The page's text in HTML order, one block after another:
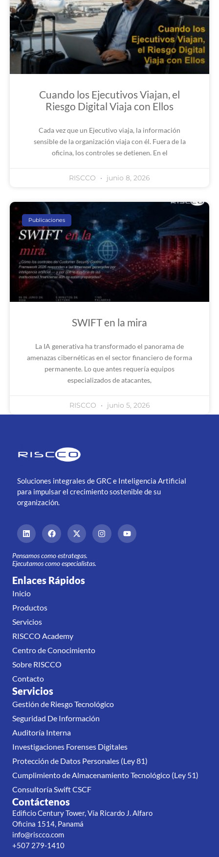
Cuando los Ejecutivos Viajan, el
Riesgo Digital Viaja con Ellos
Cada vez que un Ejecutivo viaja, la información
sensible de la organización viaja con él. Fuera de la
oficina, los controles se detienen. En el
RISCCO junio 8, 2026
Publicaciones
SWIFT en la mira
La IA generativa ha transformado el panorama de
amenazas cibernéticas en el sector financiero de forma
permanente. Lo que antes requería equipos
especializados de atacantes,
RISCCO junio 5, 2026
Soluciones integrales de GRC e Inteligencia Artificial
para impulsar el crecimiento sostenible de su
organización.
Pensamos como estrategas.
Ejecutamos como especialistas.
Enlaces Rápidos
Inicio
Productos
Servicios
RISCCO Academy
Centro de Conocimiento
Sobre RISCCO
Contacto
Servicios
Gestión de Riesgo Tecnológico
Seguridad De Información
Auditoría Interna
Investigaciones Forenses Digitales
Protección de Datos Personales (Ley 81)
Cumplimiento de Almacenamiento Tecnológico (Ley 51)
Consultoría Swift CSCF
Contáctenos
Edificio Century Tower, Vía Ricardo J. Alfaro
Oficina 1514, Panamá
info@riscco.com
+507 279-1410